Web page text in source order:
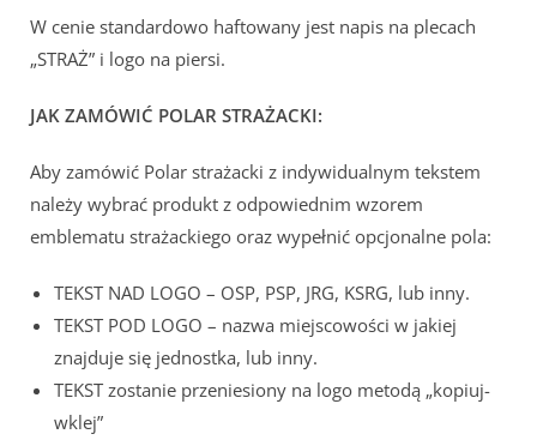
W cenie standardowo haftowany jest napis na plecach
„STRAŻ” i logo na piersi.
JAK ZAMÓWIĆ POLAR STRAŻACKI:
Aby zamówić Polar strażacki z indywidualnym tekstem
należy wybrać produkt z odpowiednim wzorem
emblematu strażackiego oraz wypełnić opcjonalne pola:
TEKST NAD LOGO – OSP, PSP, JRG, KSRG, lub inny.
TEKST POD LOGO – nazwa miejscowości w jakiej
znajduje się jednostka, lub inny.
TEKST zostanie przeniesiony na logo metodą „kopiuj-
wklej”